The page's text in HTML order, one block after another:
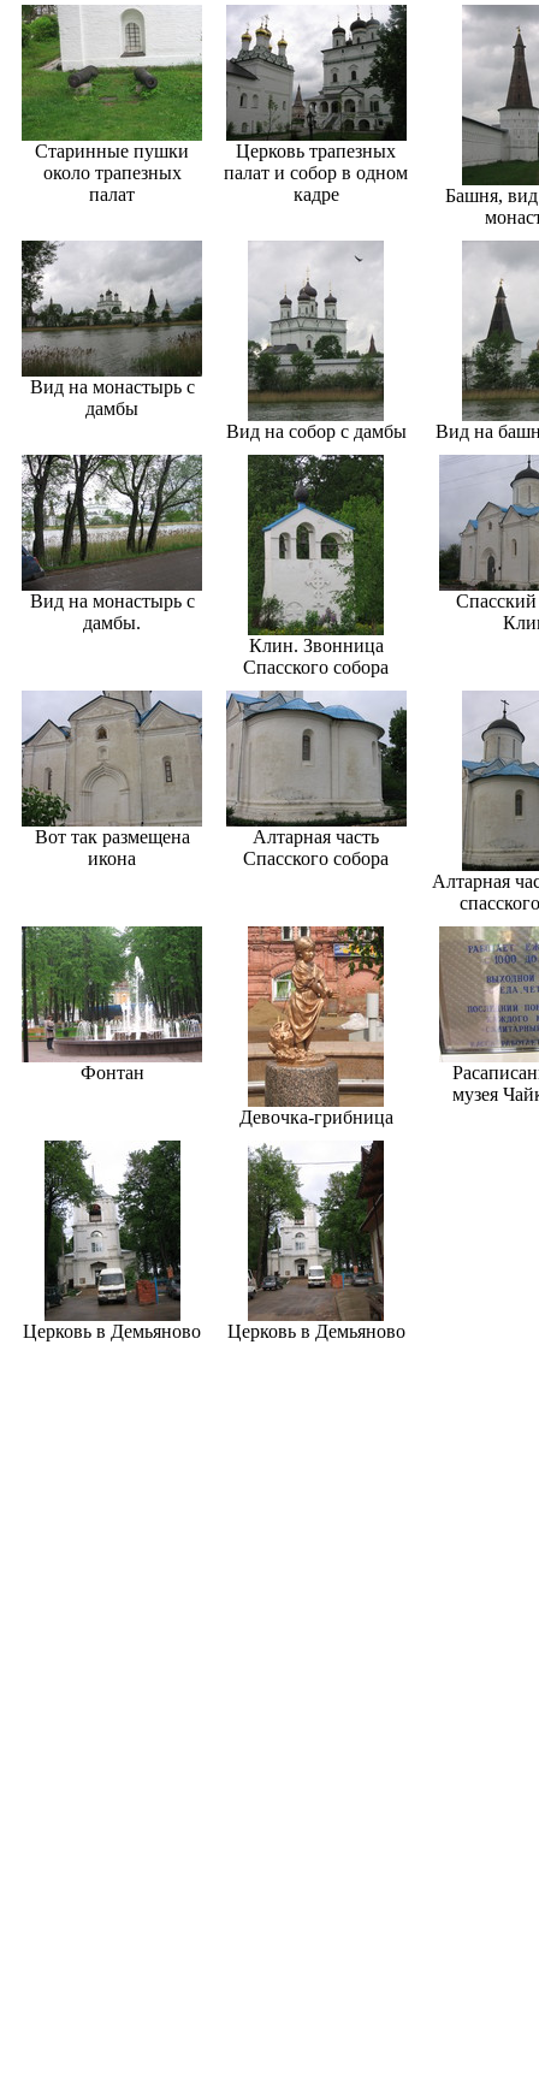
Старинные пушки
около трапезных
палат
Церковь трапезных
палат и собор в одном
кадре
Башня,
Вид на монастырь с
дамбы
Вид на собор с дамбы
Вид на
Вид на монастырь с
дамбы.
Клин. Звонница
Спасского собора
Спасский
Вот так размещена
икона
Алтарная часть
Спасского собора
Алтарная
Фонтан
Девочка-грибница
музея
Церковь в Демьяново Церковь в Демьяново